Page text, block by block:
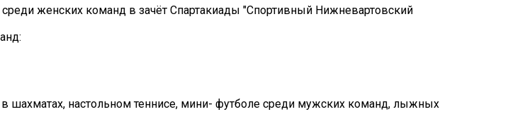
женских команд в зачёт Спартакиады "Спортивный Нижневартовский
шахматах, настольном теннисе, мини- футболе среди мужских команд, лыжных